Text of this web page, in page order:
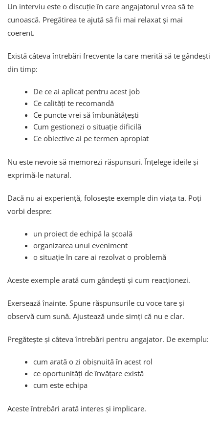
Un interviu este o discuție în care angajatorul vrea să te
cunoască. Pregătirea te ajută să fii mai relaxat și mai
coerent.
Există câteva întrebări frecvente la care merită să te gândești
din timp:
De ce ai aplicat pentru acest job
Ce calități te recomandă
Ce puncte vrei să îmbunătățești
Cum gestionezi o situație dificilă
Ce obiective ai pe termen apropiat
Nu este nevoie să memorezi răspunsuri. Înțelege ideile și
exprimă-le natural.
Dacă nu ai experiență, folosește exemple din viața ta. Poți
vorbi despre:
un proiect de echipă la școală
organizarea unui eveniment
o situație în care ai rezolvat o problemă
Aceste exemple arată cum gândești și cum reacționezi.
Exersează înainte. Spune răspunsurile cu voce tare și
observă cum sună. Ajustează unde simți că nu e clar.
Pregătește și câteva întrebări pentru angajator. De exemplu:
cum arată o zi obișnuită în acest rol
ce oportunități de învățare există
cum este echipa
Aceste întrebări arată interes și implicare.